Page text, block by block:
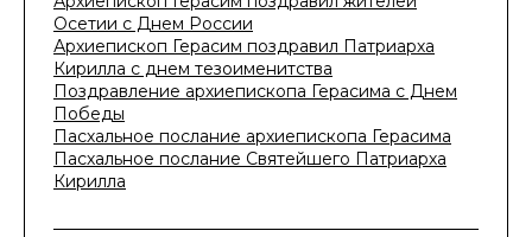
Осетии с Днем России
Архиепископ Герасим поздравил Патриарха
Кирилла с днем тезоименитства
Поздравление архиепископа Герасима с Днем
Победы
Пасхальное послание архиепископа Герасима
Пасхальное послание Святейшего Патриарха
Кирилла